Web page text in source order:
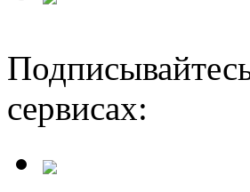
сервисах: